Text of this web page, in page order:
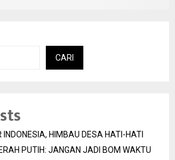
CARI
HIMBAU DESA HATI-HATI
PUTIH: JANGAN JADI BOM WAKTU